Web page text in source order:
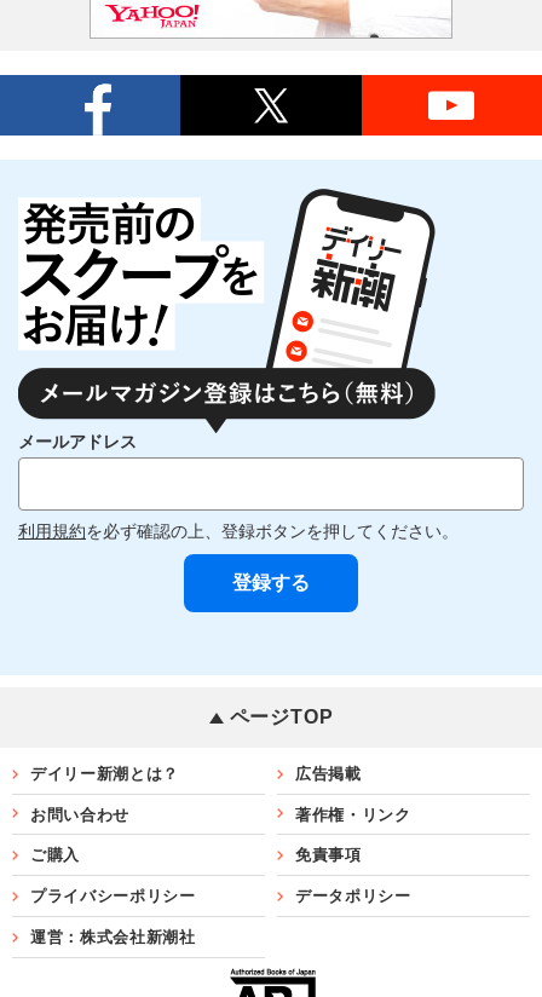
メールアドレス
利用規約を必ず確認の上、登録ボタンを押してください。
ページTOP
デイリー新潮とは？ 広告掲載
お問い合わせ 著作権・リンク
ご購入 免責事項
プライバシーポリシー データポリシー
運営：株式会社新潮社